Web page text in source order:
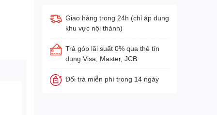
Giao hàng trong 24h (chỉ áp dụng
khu vực nội thành)
Trả góp lãi suất 0% qua thẻ tín
dụng Visa, Master, JCB
Đổi trả miễn phí trong 14 ngày